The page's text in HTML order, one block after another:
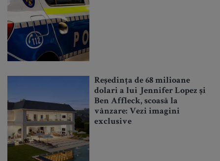
Reședința de 68 milioane
dolari a lui Jennifer Lopez și
Ben Affleck, scoasă la
vânzare: Vezi imagini
exclusive